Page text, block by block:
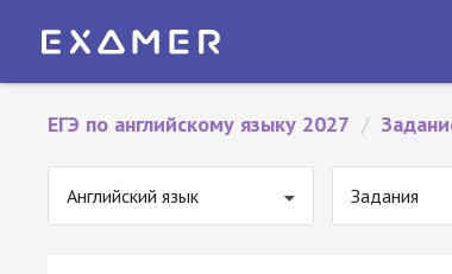
ЕГЭ по английскому языку 2027 /
Английский язык Задания